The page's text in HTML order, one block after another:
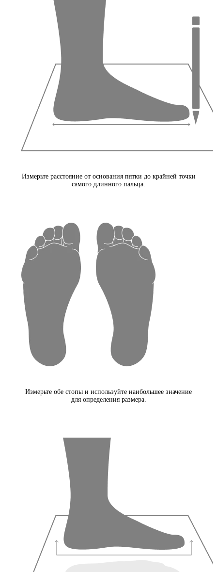
Измерьте расстояние от основания пятки до крайней точки
самого длинного пальца.
Измерьте обе стопы и используйте наибольшее значение
для определения размера.